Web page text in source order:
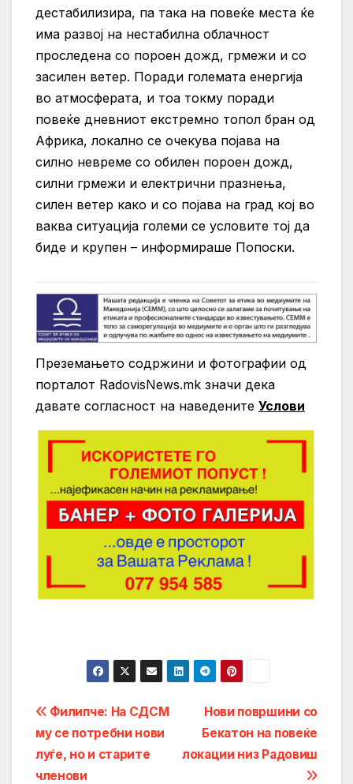
дестабилизира, па така на повеќе места ќе
има развој на нестабилна облачност
проследена со пороен дожд, грмежи и со
засилен ветер. Поради големата енергија
во атмосферата, и тоа токму поради
повеќе дневниот екстремно топол бран од
Африка, локално се очекува појава на
силно невреме со обилен пороен дожд,
силни грмежи и електрични празнења,
силен ветер како и со појава на град кој во
ваква ситуација големи се условите тој да
биде и крупен – информираше Попоски.
Преземањето содржини и фотографии од
порталот RadovisNews.mk значи дека
давате согласност на нaведените Услови
Post
navigation
Нови површини со
Бекатон на повеќе
локации низ Радовиш
Филипче: На СДСМ
му се потребни нови
луѓе, но и старите
членови